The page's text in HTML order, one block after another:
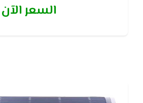
تشغيل التكييف على وضع الحفظ و
السعر الآن